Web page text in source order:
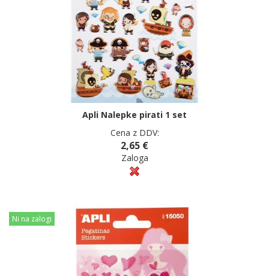
Apli Nalepke pirati 1 set
Cena z DDV:
2,65 €
Zaloga
Ni na zalogi